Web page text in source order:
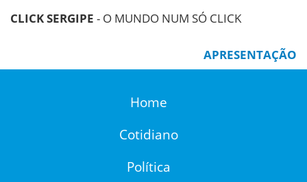
CLICK SERGIPE - O MUNDO NUM SÓ CLICK
APRESENTAÇÃO
Home
Cotidiano
Política